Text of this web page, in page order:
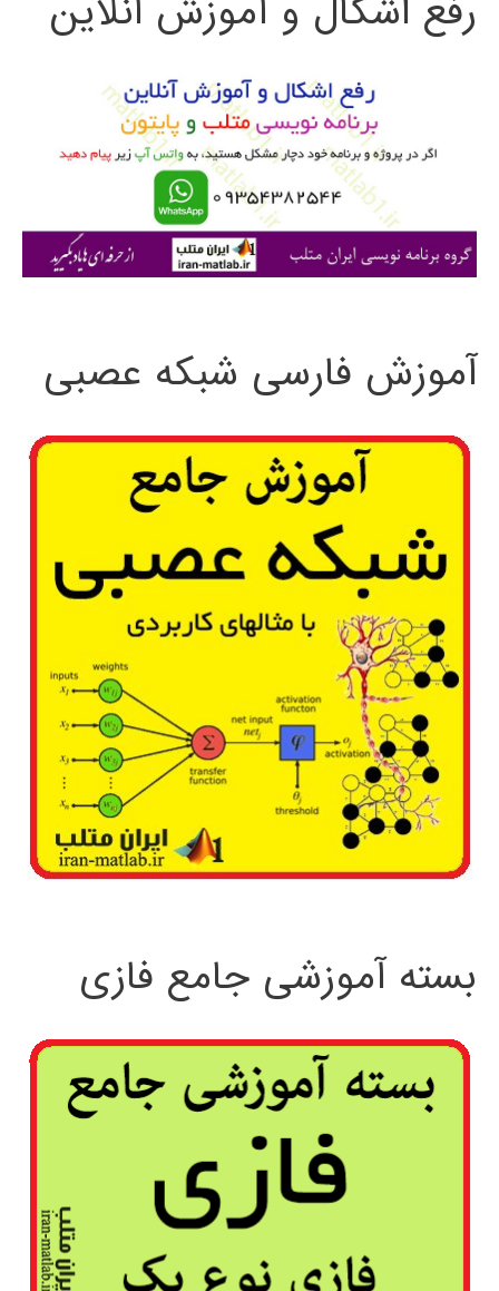
ج
ی
رفع اشکال و آموزش آنلاین
آموزش فارسی شبکه عصبی
بسته آموزشی جامع فازی